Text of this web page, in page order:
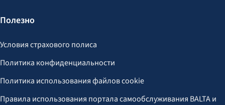
Полезно
Условия страхового полиса
Политика конфиденциальности
Политика использования файлов cookie
Правила использования портала самообслуживания BALTA и